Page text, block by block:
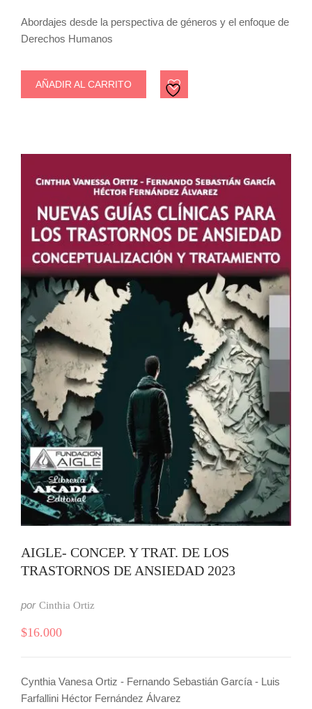
Abordajes desde la perspectiva de géneros y el enfoque de
Derechos Humanos
AÑADIR AL CARRITO
AIGLE- CONCEP. Y TRAT. DE LOS
TRASTORNOS DE ANSIEDAD 2023
por Cinthia Ortiz
$16.000
Cynthia Vanesa Ortiz - Fernando Sebastián García - Luis
Farfallini Héctor Fernández Álvarez